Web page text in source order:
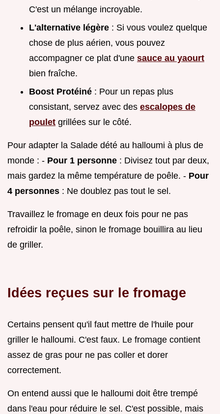
C'est un mélange incroyable.
L'alternative légère : Si vous voulez quelque
chose de plus aérien, vous pouvez
accompagner ce plat d'une sauce au yaourt
bien fraîche.
Boost Protéiné : Pour un repas plus
consistant, servez avec des escalopes de
poulet grillées sur le côté.
Pour adapter la Salade dété au halloumi à plus de
monde : - Pour 1 personne : Divisez tout par deux,
mais gardez la même température de poêle. - Pour
4 personnes : Ne doublez pas tout le sel.
Travaillez le fromage en deux fois pour ne pas
refroidir la poêle, sinon le fromage bouillira au lieu
de griller.
Idées reçues sur le fromage
Certains pensent qu'il faut mettre de l'huile pour
griller le halloumi. C'est faux. Le fromage contient
assez de gras pour ne pas coller et dorer
correctement.
On entend aussi que le halloumi doit être trempé
dans l'eau pour réduire le sel. C'est possible, mais